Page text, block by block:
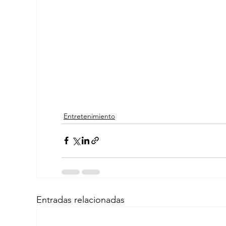
Entretenimiento
Entradas relacionadas